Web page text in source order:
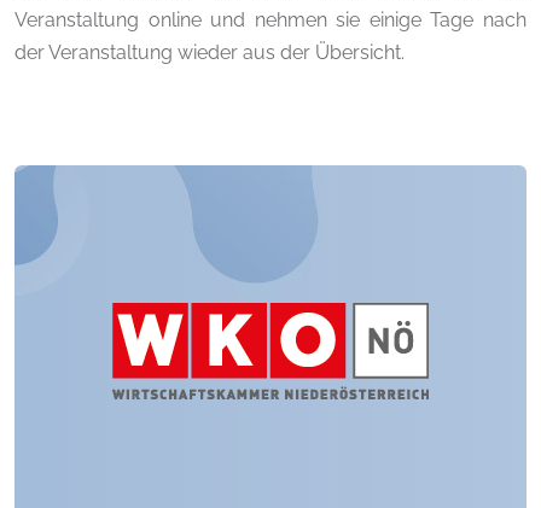
Veranstaltung online und nehmen sie einige Tage nach
der Veranstaltung wieder aus der Übersicht.